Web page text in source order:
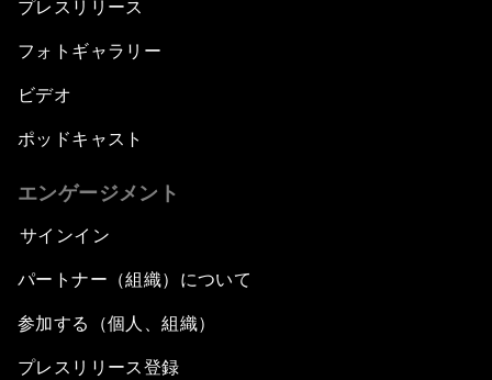
プレスリリース
フォトギャラリー
ビデオ
ポッドキャスト
エンゲージメント
サインイン
パートナー（組織）について
参加する（個人、組織）
プレスリリース登録